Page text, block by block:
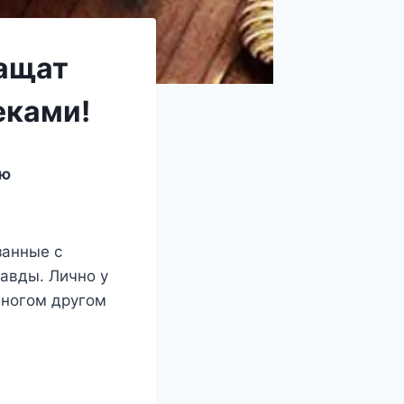
с
Лично у
другом